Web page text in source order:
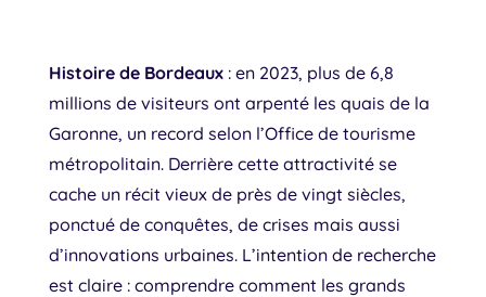
Histoire de Bordeaux: en 2023, plus de 6,8
millions de visiteurs ont arpenté les quais de la
Garonne, un record selon l’Office de tourisme
métropolitain. Derrière cette attractivité se
cache un récit vieux de près de vingt siècles,
ponctué de conquêtes, de crises mais aussi
d’innovations urbaines. L’intention de recherche
est claire : comprendre comment les grands